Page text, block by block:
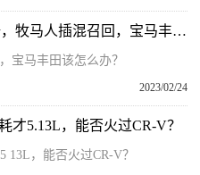
全球今热点：ZF 8AT也不靠谱，牧马人插混召回，宝马丰田该怎么办？
宝马丰田该怎么办？
2023/02/24
才5.13L，能否火过CR-V？
13L，能否火过CR-V？